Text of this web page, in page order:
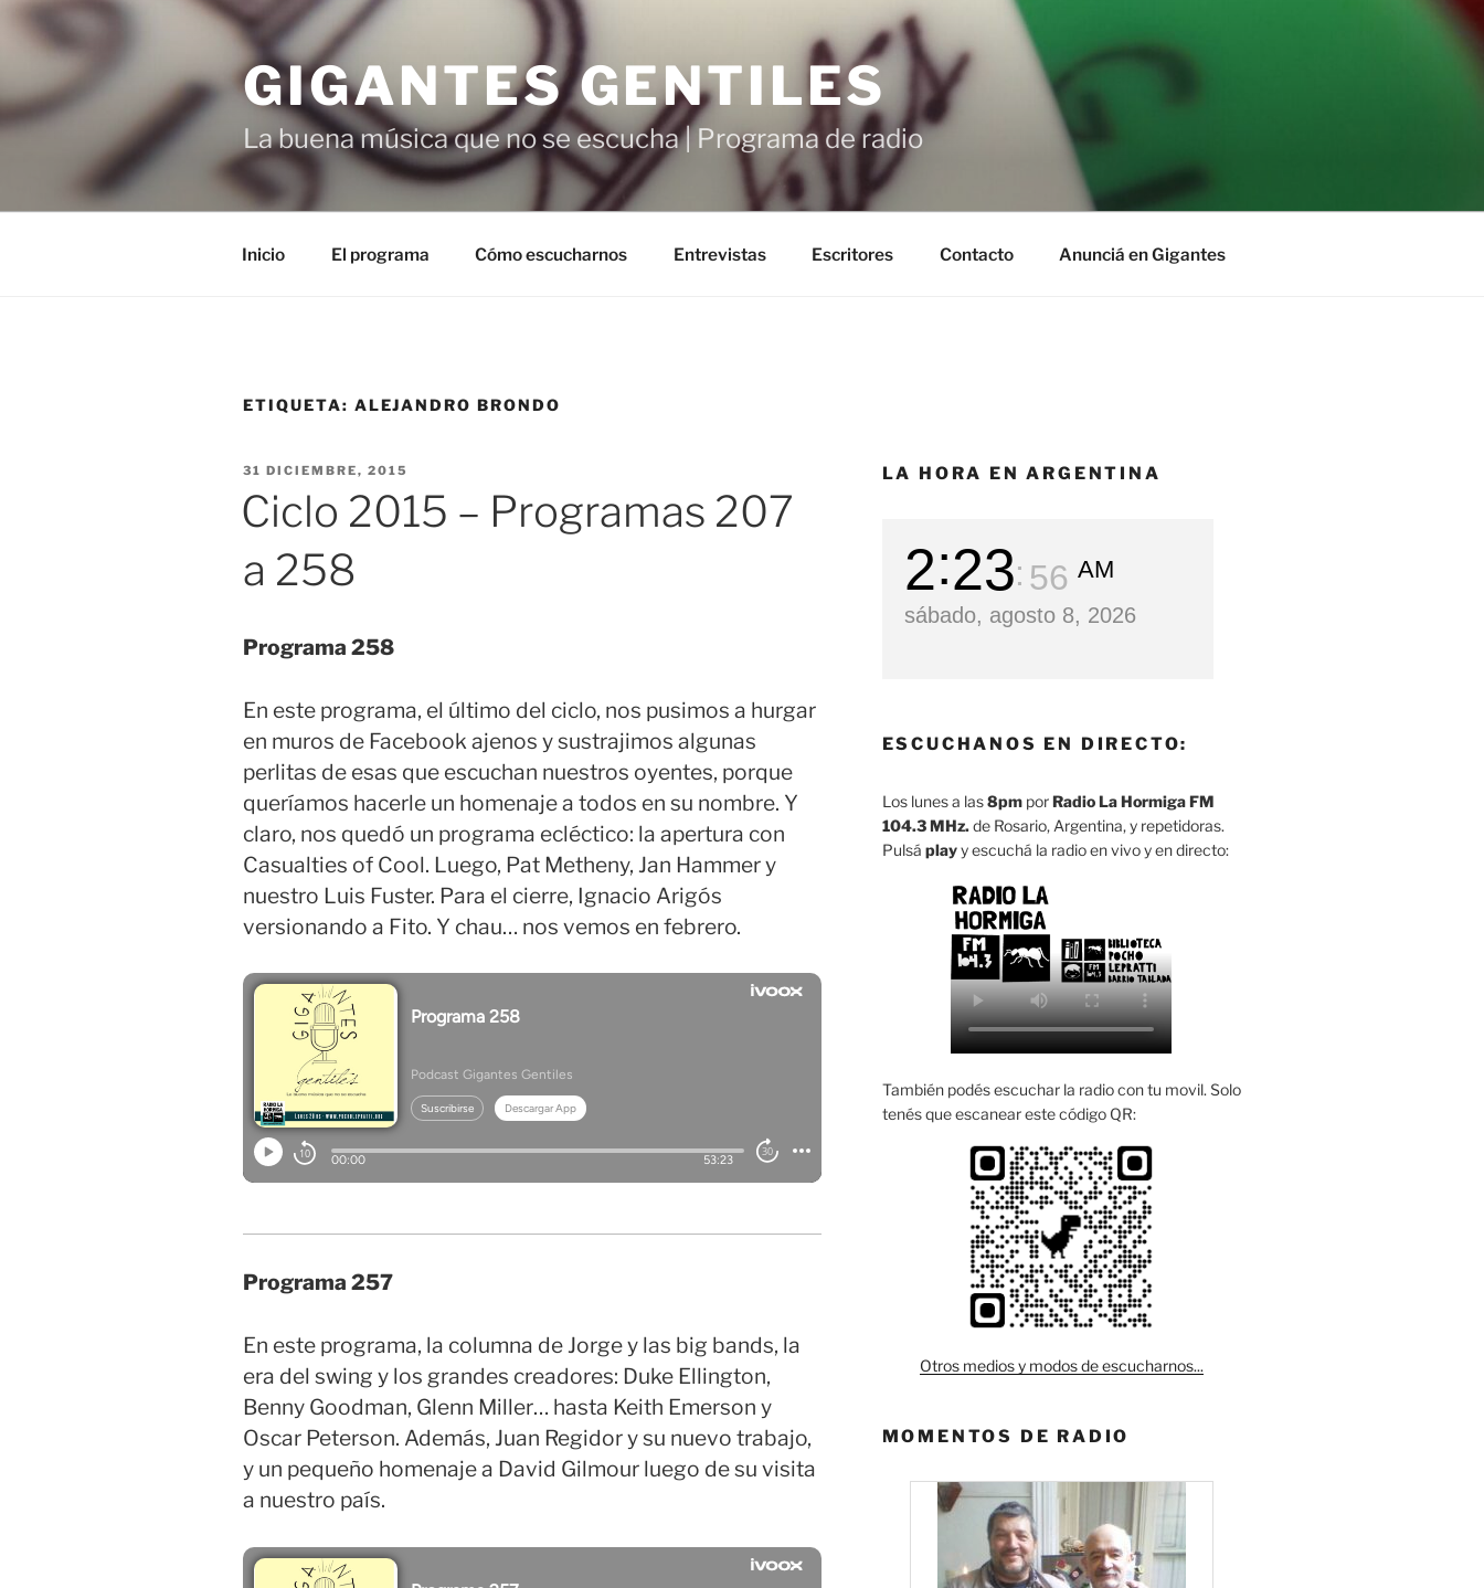
Saltar
GIGANTES GENTILES
La buena música que no se escucha | Programa de radio
Inicio El programa Cómo escucharnos Entrevistas Escritores Contacto Anunciá en Gigantes
ETIQUETA: ALEJANDRO BRONDO
PUBLICADO
31 DICIEMBRE, 2015
Ciclo 2015 – Programas 207
a 258
Programa 258
En este programa, el último del ciclo, nos pusimos a hurgar
en muros de Facebook ajenos y sustrajimos algunas
perlitas de esas que escuchan nuestros oyentes, porque
queríamos hacerle un homenaje a todos en su nombre. Y
claro, nos quedó un programa ecléctico: la apertura con
Casualties of Cool. Luego, Pat Metheny, Jan Hammer y
nuestro Luis Fuster. Para el cierre, Ignacio Arigós
versionando a Fito. Y chau… nos vemos en febrero.
Programa 257
En este programa, la columna de Jorge y las big bands, la
era del swing y los grandes creadores: Duke Ellington,
Benny Goodman, Glenn Miller… hasta Keith Emerson y
Oscar Peterson. Además, Juan Regidor y su nuevo trabajo,
y un pequeño homenaje a David Gilmour luego de su visita
a nuestro país.
LA HORA EN ARGENTINA
2 23 57 AM
sábado, agosto 8, 2026
ESCUCHANOS EN DIRECTO:
Los lunes a las8pmporRadio La Hormiga FM
104.3 MHz.de Rosario, Argentina, y repetidoras.
Pulsá playy escuchá la radio en vivo y en directo:
También podés escuchar la radio con tu movil. Solo
tenés que escanear este código QR:
Otros medios y modos de escucharnos...
MOMENTOS DE RADIO